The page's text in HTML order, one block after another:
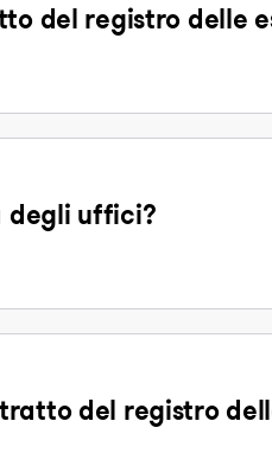
del registro delle
degli uffici?
del registro